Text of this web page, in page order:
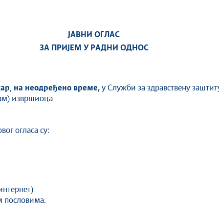
ЈАВНИ ОГЛАС
ЗА ПРИЈЕМ У РАДНИ ОДНОС
на неодређено време, у Служби за здравствену
извршиоца
огласа су:
пословима.